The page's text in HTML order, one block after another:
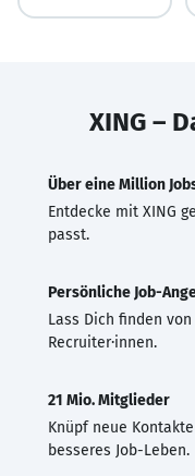
XING –
Über eine Million
Entdecke mit XING
passt.
Persönliche Job-
Lass Dich finden
Recruiter·innen.
21 Mio. Mitglieder
Knüpf neue
besseres Job-Leben.